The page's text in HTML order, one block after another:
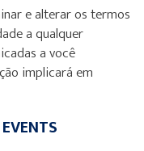
e alterar os termos
a qualquer
a você
implicará em